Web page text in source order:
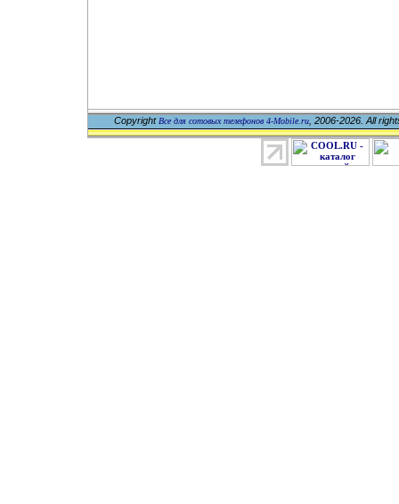
Copyright Все для сотовых телефонов 4-Mobile.ru, 2006-2026. All